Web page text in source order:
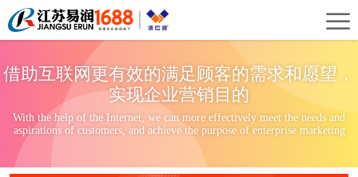
首
服
借助互联网更有效的满足顾客的需求和愿望，
实现企业营销目的
With the help of the Internet, we can more effectively meet the needs and
aspirations of customers, and achieve the purpose of enterprise marketing